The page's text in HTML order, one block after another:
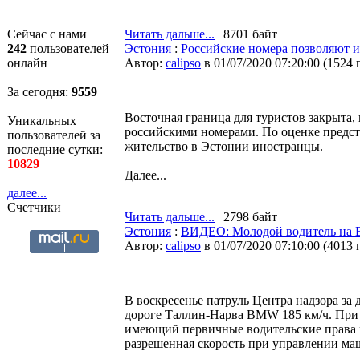
Сейчас с нами
242 пользователей
онлайн
За сегодня: 9559
Уникальных
пользователей за
последние сутки:
10829
далее...
Счетчики
Читать дальше... | 8701 байт
Эстония : Российские номера позволяют
Автор: calipso в 01/07/2020 07:20:00 (1524
Восточная граница для туристов
российскими номерами. По оценке
жительство в Эстонии иностранцы.
Далее...
Читать дальше... | 2798 байт
Эстония : ВИДЕО: Молодой водитель на
Автор: calipso в 01/07/2020 07:10:00 (4013
В воскресенье патруль Центра надзора
дороге Таллин-Нарва BMW 185 км/ч.
имеющий первичные водительские права
разрешенная скорость при управлении